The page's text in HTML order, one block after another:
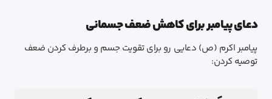
دعای پیامبر برای کاهش ضعف جسمانی
پیامبر اکرم (ص) دعایی رو برای تقویت جسم و برطرف کردن ضعف
توصیه کردن: